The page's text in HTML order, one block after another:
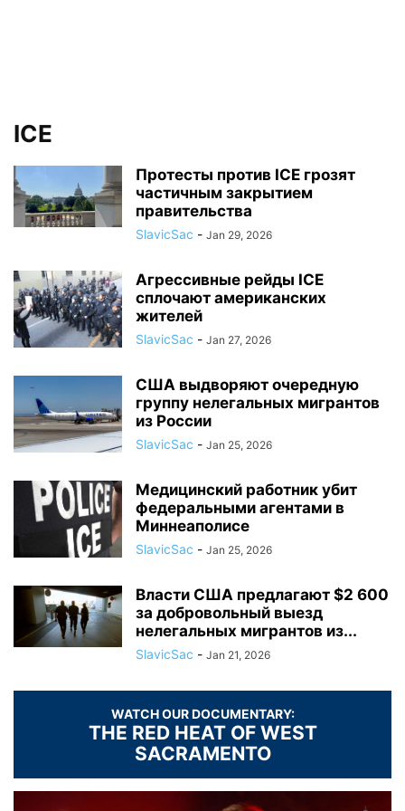
ICE
Протесты против ICE грозят
частичным закрытием
правительства
SlavicSac - Jan 29, 2026
Агрессивные рейды ICE
сплочают американских
жителей
SlavicSac - Jan 27, 2026
США выдворяют очередную
группу нелегальных мигрантов
из России
SlavicSac - Jan 25, 2026
Медицинский работник убит
федеральными агентами в
Миннеаполисе
SlavicSac - Jan 25, 2026
Власти США предлагают $2 600
за добровольный выезд
нелегальных мигрантов из...
SlavicSac - Jan 21, 2026
WATCH OUR DOCUMENTARY:
THE RED HEAT OF WEST
SACRAMENTO